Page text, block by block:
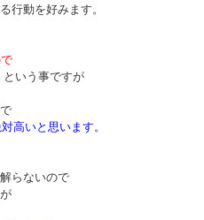
行動を好みます。
という事ですが
高いと思います。
らないので